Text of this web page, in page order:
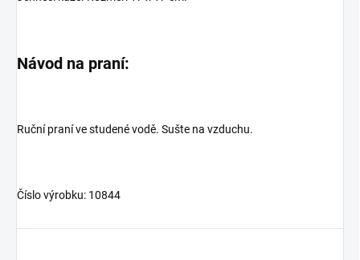
Návod na praní:
Ruční praní ve studené vodě. Sušte na vzduchu.
Číslo výrobku: 10844